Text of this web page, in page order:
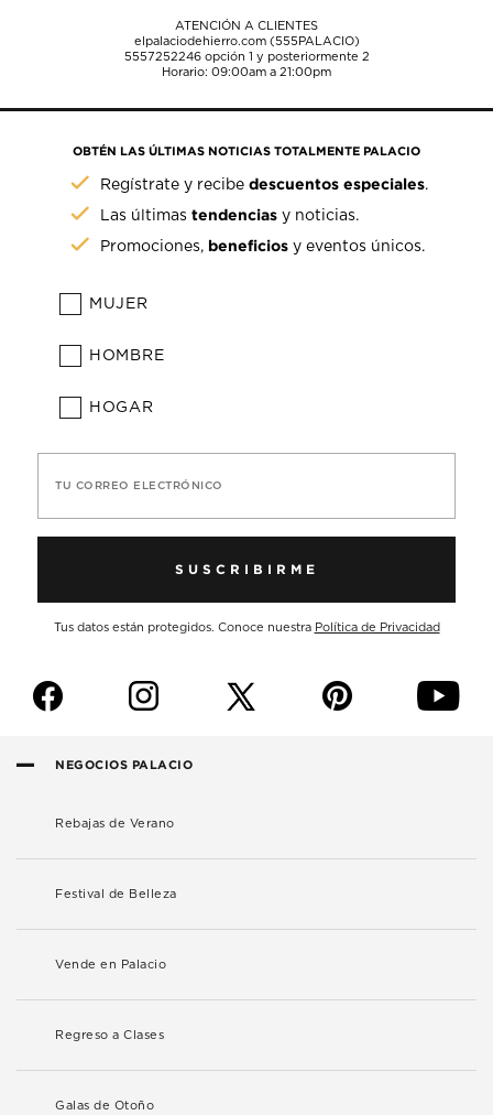
ATENCIÓN A CLIENTES
elpalaciodehierro.com (555PALACIO)
5557252246opción 1 y posteriormente 2
Horario: 09:00am a 21:00pm
OBTÉN LAS ÚLTIMAS NOTICIAS TOTALMENTE PALACIO
Regístrate y recibedescuentos especiales.
Las últimastendencias y noticias.
Promociones, beneficios y eventos únicos.
MUJER
HOMBRE
HOGAR
TU CORREO ELECTRÓNICO
SUSCRIBIRME
Tus datos están protegidos. Conoce nuestra Política de Privacidad
f i p y
NEGOCIOS PALACIO
Rebajas de Verano
Festival de Belleza
Vende en Palacio
Regreso a Clases
Galas de Otoño